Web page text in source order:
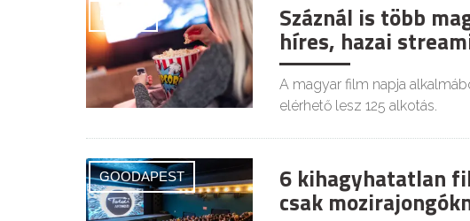
FILMEK Száznál is több
híres, hazai
A magyar film napja
elérhető lesz 125 alkotás.
GOODAPEST 6 kihagyhatatlan
csak